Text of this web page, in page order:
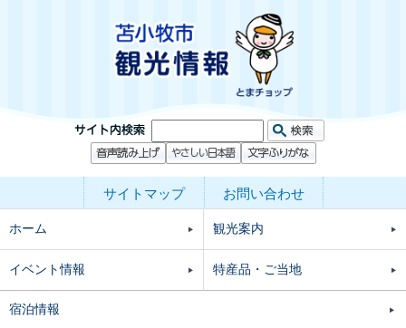
サイトマップ お問い合わせ
ホーム 観光案内
イベント情報 特産品・ご当地
宿泊情報